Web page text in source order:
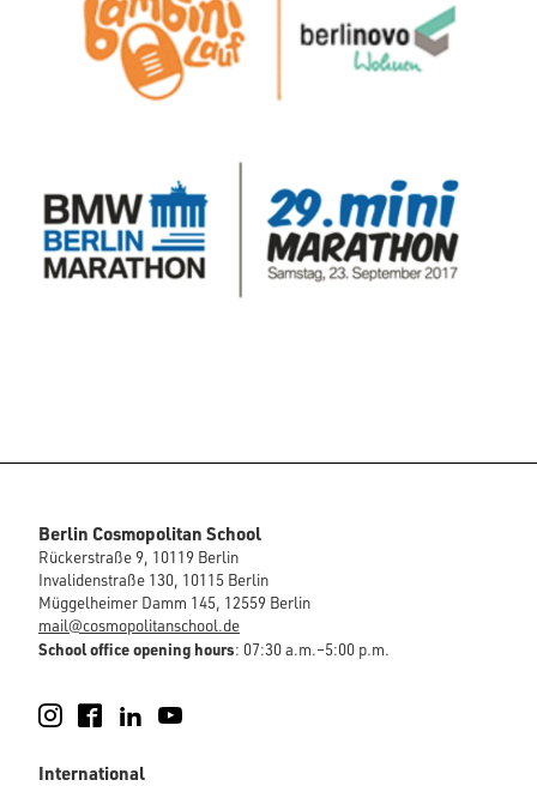
Berlin Cosmopolitan School
Rückerstraße 9, 10119 Berlin
Invalidenstraße 130, 10115 Berlin
Müggelheimer Damm 145, 12559 Berlin
mail@cosmopolitanschool.de
School office opening hours: 07:30 a.m.–5:00 p.m.
Instagram
FacebookLinkedIn
International